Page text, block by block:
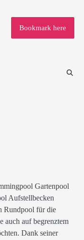
Bookmark here
Gartenpool
Aufstellbecken
Rundpool für die
auch auf begrenztem
Dank seiner